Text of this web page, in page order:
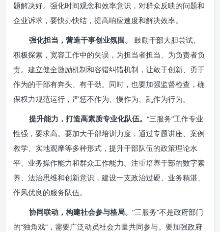
题解决好。强化时间观念和效率意识，对群众反映的问题和
企业诉求，要快办快结，提高响应速度和解决效率。
强化担当，营造干事创业氛围。
鼓励干部大胆尝试、
积极探索，宽容工作中的失误，为担当者担当、为负责者负
责。建立健全激励机制和容错纠错机制，让敢于创新、勇于
作为的干部有奔头、有干劲。同时，也要加强监督检查，确
保权力规范运行，严惩不作为、慢作为、乱作为行为。
提升能力，打造高素质专业化队伍。 “三服务”工作专业
性强，要求高。要加大干部培训力度，通过专题讲座、案例
教学、实地观摩等多种形式，提升干部队伍的政策理论水
平、业务操作能力和群众工作能力。注重培养干部的数字素
养、法治思维和创新意识，建设一支政治过硬、业务精湛、
作风优良的服务队伍。
协同联动，构建社会参与格局。 “三服务”不是政府部门
的“独角戏”，需要广泛动员社会力量共同参与。要加强政府